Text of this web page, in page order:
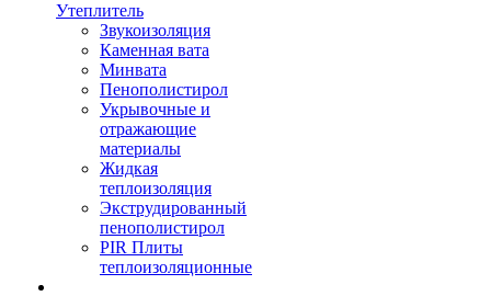
Утеплитель
Звукоизоляция
Каменная вата
Минвата
Пенополистирол
Укрывочные и
отражающие
материалы
Жидкая
теплоизоляция
Экструдированный
пенополистирол
PIR Плиты
теплоизоляционные